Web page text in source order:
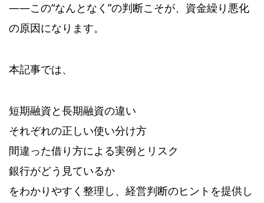
——この“なんとなく”の判断こそが、資金繰り悪化
の原因になります。
本記事では、
短期融資と長期融資の違い
それぞれの正しい使い分け方
間違った借り方による実例とリスク
銀行がどう見ているか
をわかりやすく整理し、経営判断のヒントを提供し